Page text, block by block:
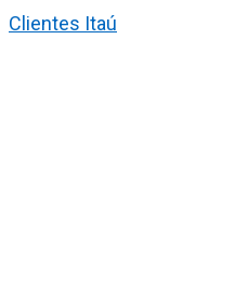
Clientes Itaú